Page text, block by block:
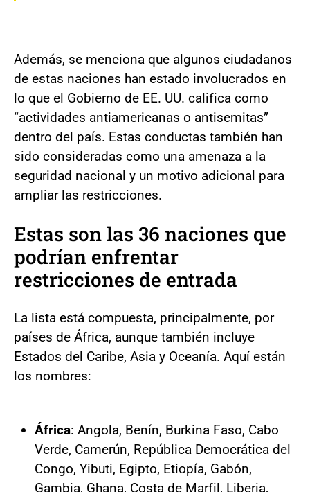
Además, se menciona que algunos ciudadanos
de estas naciones han estado involucrados en
lo que el Gobierno de EE. UU. califica como
“actividades antiamericanas o antisemitas”
dentro del país. Estas conductas también han
sido consideradas como una amenaza a la
seguridad nacional y un motivo adicional para
ampliar las restricciones.
Estas son las 36 naciones que
podrían enfrentar
restricciones de entrada
La lista está compuesta, principalmente, por
países de África, aunque también incluye
Estados del Caribe, Asia y Oceanía. Aquí están
los nombres:
África: Angola, Benín, Burkina Faso, Cabo
Verde, Camerún, República Democrática del
Congo, Yibuti, Egipto, Etiopía, Gabón,
Gambia, Ghana, Costa de Marfil, Liberia,